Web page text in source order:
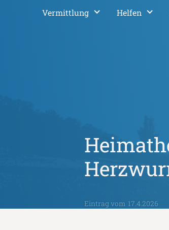
Vermittlung Helfen
Eintrag vom 17.4.2026